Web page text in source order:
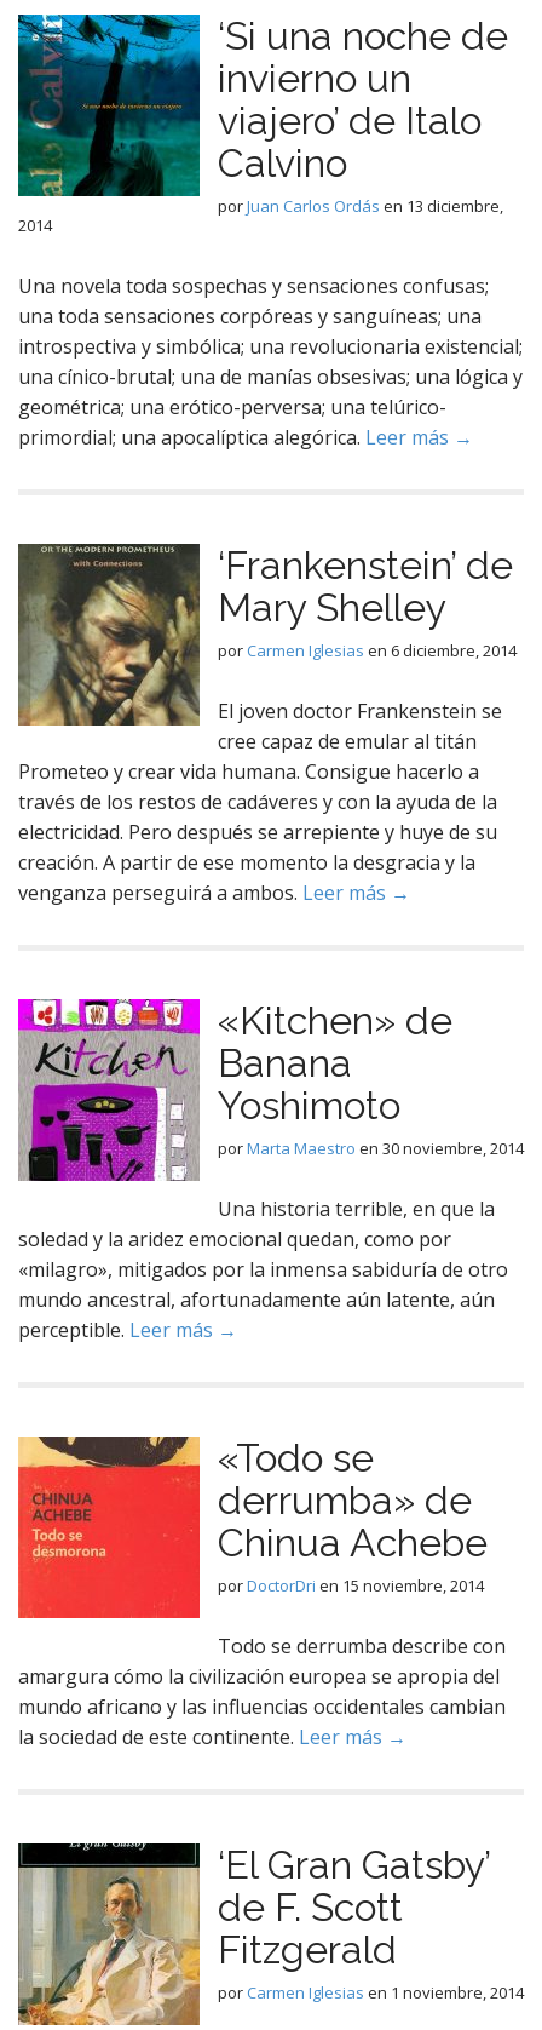
‘Si una noche de
invierno un
viajero’ de Italo
Calvino
porJuan Carlos Ordás en 13 diciembre,
2014
Una novela toda sospechas y sensaciones confusas;
una toda sensaciones corpóreas y sanguíneas; una
introspectiva y simbólica; una revolucionaria existencial;
una cínico-brutal; una de manías obsesivas; una lógica y
geométrica; una erótico-perversa; una telúrico-
primordial; una apocalíptica alegórica. Leer más →
‘Frankenstein’ de
Mary Shelley
por Carmen Iglesias en 6 diciembre, 2014
El joven doctor Frankenstein se
cree capaz de emular al titán
Prometeo y crear vida humana. Consigue hacerlo a
través de los restos de cadáveres y con la ayuda de la
electricidad. Pero después se arrepiente y huye de su
creación. A partir de ese momento la desgracia y la
venganza perseguirá a ambos. Leer más →
«Kitchen» de
Banana
Yoshimoto
porMarta Maestro en 30 noviembre, 2014
Una historia terrible, en que la
soledad y la aridez emocional quedan, como por
«milagro», mitigados por la inmensa sabiduría de otro
mundo ancestral, afortunadamente aún latente, aún
perceptible. Leer más →
«Todo se
derrumba» de
Chinua Achebe
porDoctorDri en 15 noviembre, 2014
Todo se derrumba describe con
amargura cómo la civilización europea se apropia del
mundo africano y las influencias occidentales cambian
la sociedad de este continente. Leer más →
‘El Gran Gatsby’
de F. Scott
Fitzgerald
por Carmen Iglesias en 1 noviembre, 2014